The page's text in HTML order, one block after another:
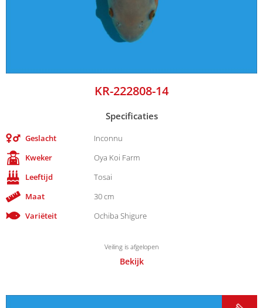
KR-222808-14
Specificaties
Geslacht
Inconnu
Kweker
Oya Koi Farm
Leeftijd
Tosai
Maat
30 cm
Variëteit
Ochiba Shigure
Veiling is afgelopen
Bekijk